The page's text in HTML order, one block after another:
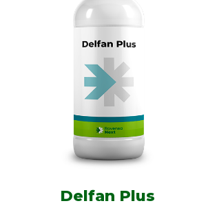
Delfan Plus